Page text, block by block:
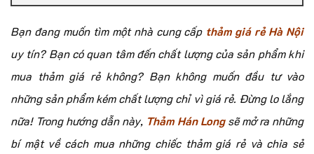
Bạn đang muốn tìm một nhà cung cấp thảm giá rẻ Hà Nội
uy tín? Bạn có quan tâm đến chất lượng của sản phẩm khi
mua thảm giá rẻ không? Bạn không muốn đầu tư vào
những sản phẩm kém chất lượng chỉ vì giá rẻ. Đừng lo lắng
nữa! Trong hướng dẫn này, Thảm Hán Longsẽ mở ra những
bí mật về cách mua những chiếc thảm giá rẻ và chia sẻ